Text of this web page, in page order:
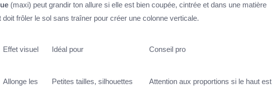
(maxi) peut grandir ton allure si elle est bien coupée, cintrée et dans une matière
doit frôler le sol sans traîner pour créer une colonne verticale.
Effet visuel Idéal pour Conseil pro
Allonge les
Petites tailles, silhouettes
Attention aux proportions si le haut est